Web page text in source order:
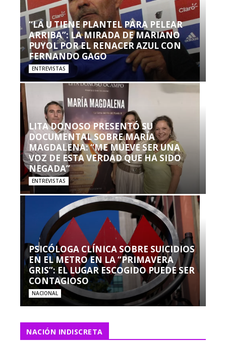
“LA U TIENE PLANTEL PARA PELEAR
ARRIBA”: LA MIRADA DE MARIANO
PUYOL POR EL RENACER AZUL CON
FERNANDO GAGO
ENTREVISTAS
LITA DONOSO PRESENTÓ SU
DOCUMENTAL SOBRE MARÍA
MAGDALENA: “ME MUEVE SER UNA
VOZ DE ESTA VERDAD QUE HA SIDO
NEGADA”
ENTREVISTAS
PSICÓLOGA CLÍNICA SOBRE SUICIDIOS
EN EL METRO EN LA “PRIMAVERA
GRIS”: EL LUGAR ESCOGIDO PUEDE SER
CONTAGIOSO
NACIONAL
NACIÓN INDISCRETA